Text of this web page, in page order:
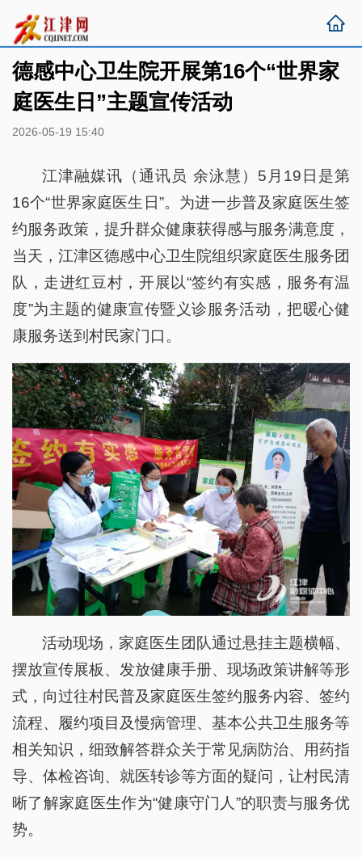
德感中心卫生院开展第16个“世界家
庭医生日”主题宣传活动
2026-05-19 15:40
江津融媒讯（通讯员 余泳慧）5月19日是第
16个“世界家庭医生日”。为进一步普及家庭医生签
约服务政策，提升群众健康获得感与服务满意度，
当天，江津区德感中心卫生院组织家庭医生服务团
队，走进红豆村，开展以“签约有实感，服务有温
度”为主题的健康宣传暨义诊服务活动，把暖心健
康服务送到村民家门口。
活动现场，家庭医生团队通过悬挂主题横幅、
摆放宣传展板、发放健康手册、现场政策讲解等形
式，向过往村民普及家庭医生签约服务内容、签约
流程、履约项目及慢病管理、基本公共卫生服务等
相关知识，细致解答群众关于常见病防治、用药指
导、体检咨询、就医转诊等方面的疑问，让村民清
晰了解家庭医生作为“健康守门人”的职责与服务优
势。